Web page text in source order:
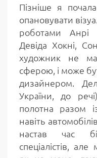
Пізніше я
опановувати
роботами Анрі
Девіда Хокні,
художник не
сферою, і може
дизайнером.
України, до
полотна разом
навіть
настав час
спеціалістів,